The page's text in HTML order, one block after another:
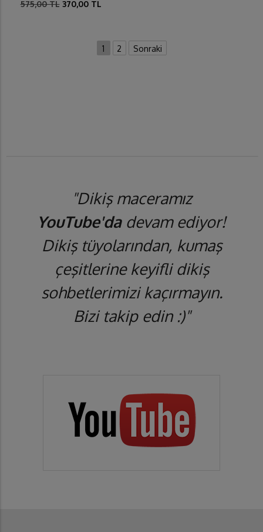
575,00 TL 370,00 TL
1 2 Sonraki
"Dikiş maceramız
YouTube'dadevam ediyor!
Dikiş tüyolarından, kumaş
çeşitlerine keyifli dikiş
sohbetlerimizi kaçırmayın.
Bizi takip edin :)"